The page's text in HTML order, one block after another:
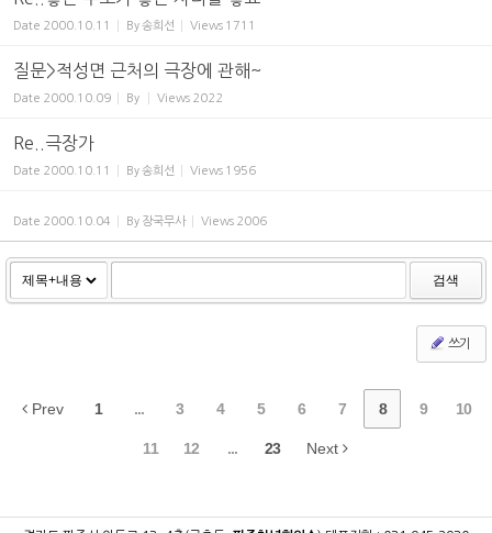
Date 2000.10.11 By송희선 Views 1711
질문>적성면 근처의 극장에 관해~
Date 2000.10.09 By Views 2022
Re..극장가
Date 2000.10.11 By송희선 Views 1956
Date 2000.10.04 By 장국무사 Views 2006
검색
쓰기
Prev 1 ... 3 4 5 6 7 8 9 10
11 12 ... 23 Next